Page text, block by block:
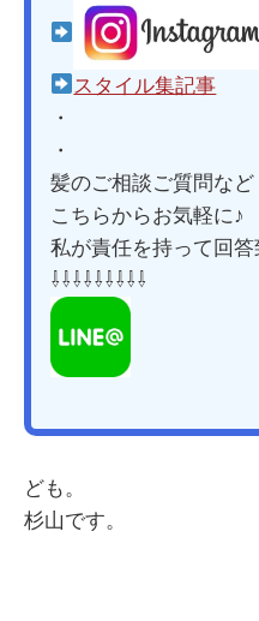
スタイル集記事
・
・
髪のご相談ご質問など
こちらからお気軽に♪
私が責任を持って回答
⇩⇩⇩⇩⇩⇩⇩⇩⇩
ども。
杉山です。